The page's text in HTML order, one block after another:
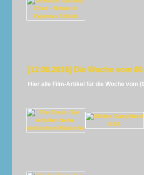
[12.06.2016] Die Woche vom
Hier alle Film-Artikel für die Woche vom